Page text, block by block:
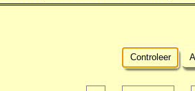
Controleer